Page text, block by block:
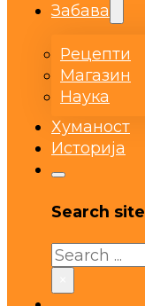
Забава
Рецепти
Магазин
Наука
Хуманост
Историја
Search site
Search